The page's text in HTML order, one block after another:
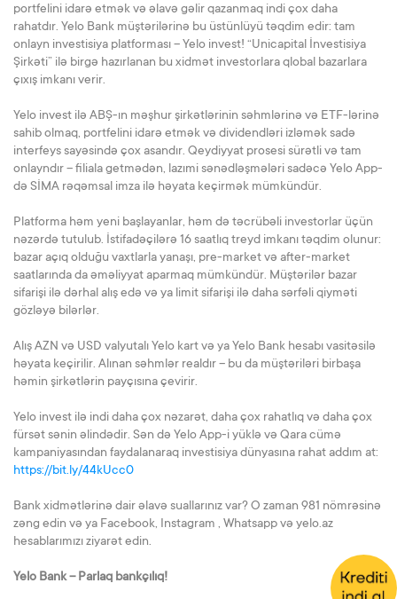
portfelini idarə etmək və əlavə gəlir qazanmaq indi çox daha
rahatdır. Yelo Bank müştərilərinə bu üstünlüyü təqdim edir: tam
onlayn investisiya platforması – Yelo invest! “Unicapital İnvestisiya
Şirkəti” ilə birgə hazırlanan bu xidmət investorlara qlobal bazarlara
çıxış imkanı verir.
Yelo invest ilə ABŞ-ın məşhur şirkətlərinin səhmlərinə və ETF-lərinə
sahib olmaq, portfelini idarə etmək və dividendləri izləmək sadə
interfeys sayəsində çox asandır. Qeydiyyat prosesi sürətli və tam
onlayndır – filiala getmədən, lazımi sənədləşmələri sadəcə Yelo App-
də SİMA rəqəmsal imza ilə həyata keçirmək mümkündür.
Platforma həm yeni başlayanlar, həm də təcrübəli investorlar üçün
nəzərdə tutulub. İstifadəçilərə 16 saatlıq treyd imkanı təqdim olunur:
bazar açıq olduğu vaxtlarla yanaşı, pre-market və after-market
saatlarında da əməliyyat aparmaq mümkündür. Müştərilər bazar
sifarişi ilə dərhal alış edə və ya limit sifarişi ilə daha sərfəli qiyməti
gözləyə bilərlər.
Alış AZN və USD valyutalı Yelo kart və ya Yelo Bank hesabı vasitəsilə
həyata keçirilir. Alınan səhmlər realdır – bu da müştəriləri birbaşa
həmin şirkətlərin payçısına çevirir.
Yelo invest ilə indi daha çox nəzarət, daha çox rahatlıq və daha çox
fürsət sənin əlindədir. Sən də Yelo App-i yüklə və Qara cümə
kampaniyasından faydalanaraq investisiya dünyasına rahat addım at:
https://bit.ly/44kUcc0
Bank xidmətlərinə dair əlavə suallarınız var? O zaman 981 nömrəsinə
zəng edin və ya Facebook, Instagram , Whatsapp və yelo.az
hesablarımızı ziyarət edin.
Yelo Bank – Parlaq bankçılıq!